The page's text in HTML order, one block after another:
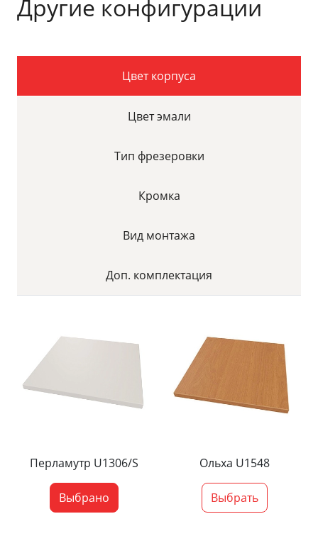
Другие конфигурации
Цвет корпуса
Цвет эмали
Тип фрезеровки
Кромка
Вид монтажа
Доп. комплектация
Перламутр U1306/S
Выбрано
Ольха U1548
Выбрать